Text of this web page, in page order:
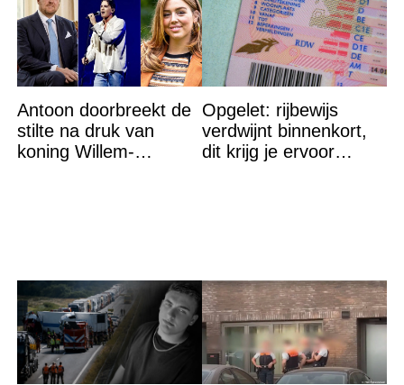
Antoon doorbreekt de
stilte na druk van
koning Willem-
Opgelet: rijbewijs
verdwijnt binnenkort,
dit krijg je ervoor